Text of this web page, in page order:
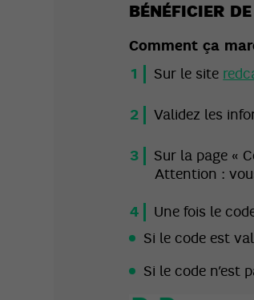
BÉNÉFICIER
Comment ça
Sur le site
Validez les
Sur la page «
Attention :
Une fois le
Si le code est
Si le code n’est